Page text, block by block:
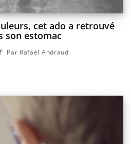
cet ado a retrouvé
son estomac
Par Rafaël Andraud